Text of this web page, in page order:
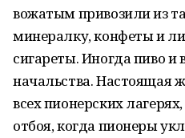
вожатым привозили из
минералку, конфеты и
сигареты. Иногда пиво и
начальства. Настоящая
всех пионерских
отбоя, когда пионеры